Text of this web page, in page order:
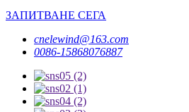
ЗАПИТВАНЕ СЕГА
cnelewind@163.com
0086-15868076887